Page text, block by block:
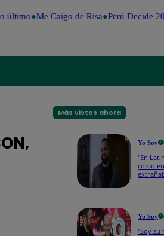
último Me Caigo de Risa Perú Decide
Más vistos ahora
Yo Soy
"En
como
Yo Soy
"Soy su